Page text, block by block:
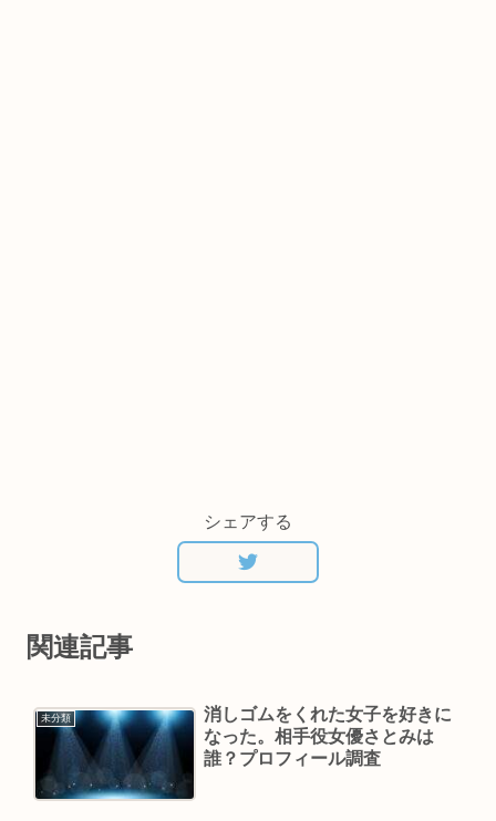
シェアする
関連記事
未分類
消しゴムをくれた女子を好きに
なった。相手役女優さとみは
誰？プロフィール調査